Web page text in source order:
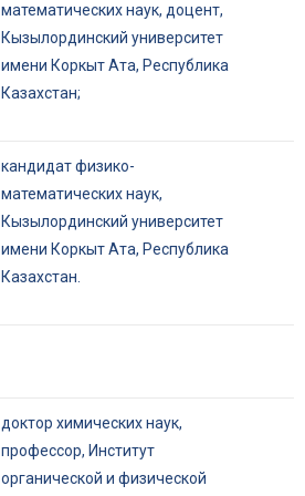
математических наук, доцент,
Кызылординский университет
имени Коркыт Ата, Республика
Казахстан;
кандидат физико-
математических наук,
Кызылординский университет
имени Коркыт Ата, Республика
Казахстан.
доктор химических наук,
профессор, Институт
органической и физической